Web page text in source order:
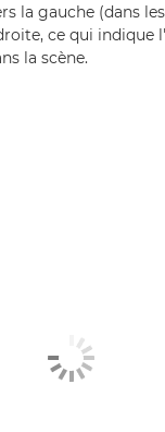
la gauche (dans
ce qui indique
la scène.